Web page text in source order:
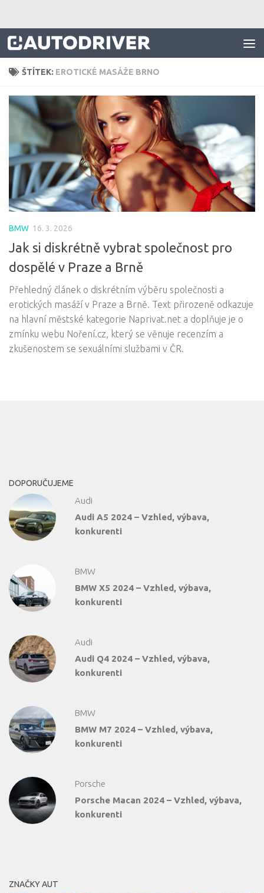
ŠTÍTEK: EROTICKÉ MASÁŽE BRNO
BMW 16. 3. 2026
Jak si diskrétně vybrat společnost pro
dospělé v Praze a Brně
Přehledný článek o diskrétním výběru společnosti a
erotických masáží v Praze a Brně. Text přirozeně odkazuje
na hlavní městské kategorie Naprivat.net a doplňuje je o
zmínku webu Noření.cz, který se věnuje recenzím a
zkušenostem se sexuálními službami v ČR.
DOPORUČUJEME
Audi
Audi A5 2024 – Vzhled, výbava,
konkurenti
BMW
BMW X5 2024 – Vzhled, výbava,
konkurenti
Audi
Audi Q4 2024 – Vzhled, výbava,
konkurenti
BMW
BMW M7 2024 – Vzhled, výbava,
konkurenti
Porsche
Porsche Macan 2024 – Vzhled, výbava,
konkurenti
ZNAČKY AUT